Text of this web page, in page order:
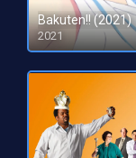
Bakuten!! (2021)
2021